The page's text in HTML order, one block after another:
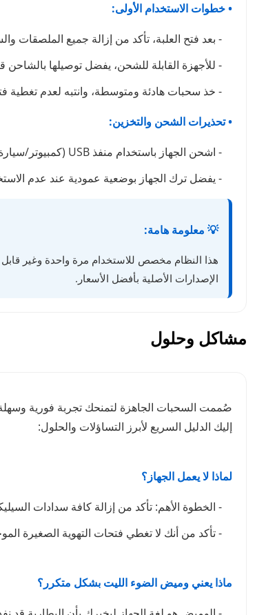
• خطوات الاستخدام الأولى:
- بعد فتح العلبة، تأكد من إزالة جميع الملصقات
- للأجهزة القابلة للشحن، يفضل توصيلها بالشاحن
- خذ سحبات هادئة ومتوسطة، وانتبه لعدم تغطية
• تحذيرات الشحن والتخزين:
- اشحن الجهاز باستخدام منفذ USB (كمبيوتر/سيارة) أو شاحن بطيء. تجنب شواحن الهواتف السريعة تماماً لأنها قد تتلف البطارية وتتسبب في حرق نكهة الجهاز.
- يفضل ترك الجهاز بوضعية عمودية عند عدم
💡 معلومة هامة:
هذا النظام مخصص للاستخدام مرة واحدة وغير قابل
الإصدارات الأصلية بأفضل الأسعار.
مشاكل وحلول
صُممت السحبات الجاهزة لتمنحك تجربة فورية
إليك الدليل السريع لأبرز التساؤلات والحلول:
لماذا لا يعمل الجهاز؟
- الخطوة الأهم: تأكد من إزالة كافة سدادات
- تأكد من أنك لا تغطي فتحات التهوية الصغيرة
ماذا يعني وميض الضوء الليت بشكل متكرر؟